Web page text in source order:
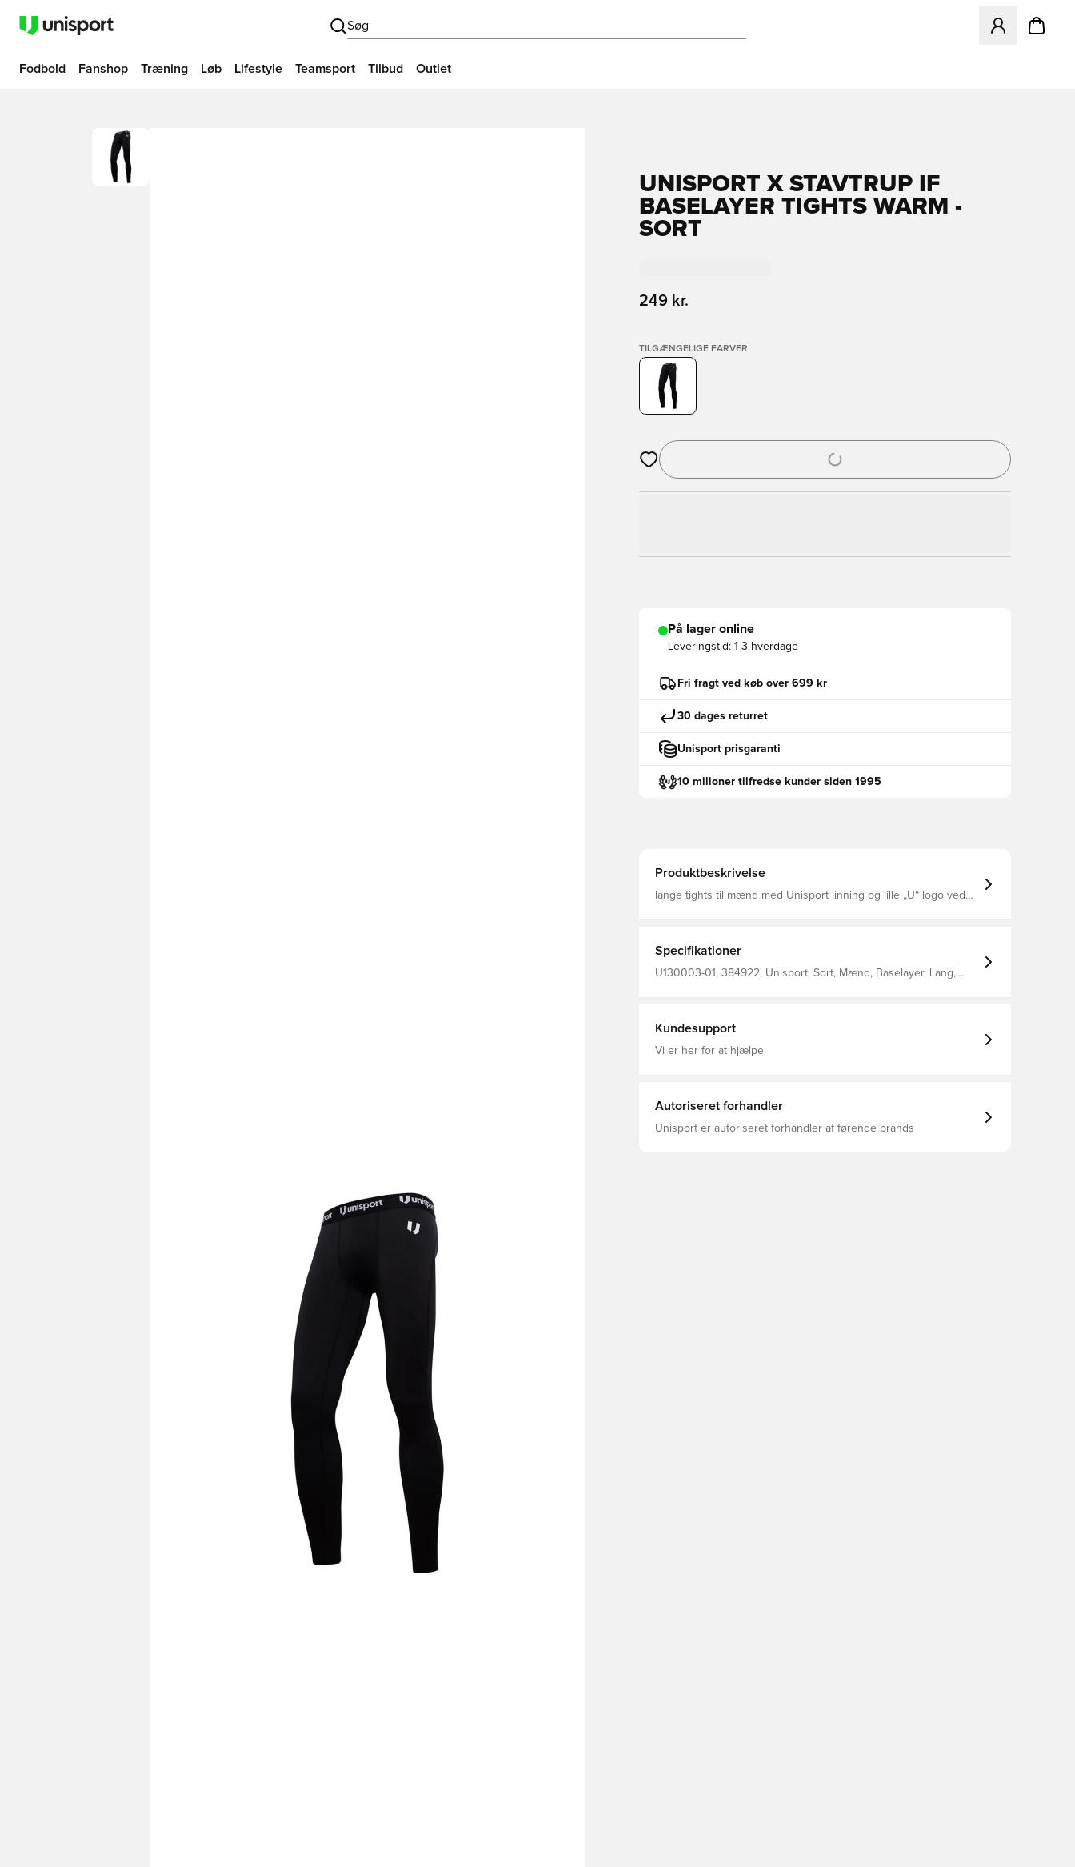
Søg
Åbner en
Fodbold Fanshop Træning Løb Lifestyle Teamsport Tilbud Outlet
UNISPORT X STAVTRUP IF
BASELAYER TIGHTS WARM -
SORT
249 kr.
TILGÆNGELIGE FARVER
Åbner en Modal til at logge ind eller tilmelde dig som medlem
På lager online
Leveringstid: 1-3 hverdage
Fri fragt ved køb over 699 kr
30 dages returret
Unisport prisgaranti
10 milioner tilfredse kunder siden 1995
Produktbeskrivelse
lange tights til mænd med Unisport linning og lille „U“ logo ved
Specifikationer
U130003-01, 384922, Unisport, Sort, Mænd, Baselayer, Lang,
Kundesupport
Vi er her for at hjælpe
Autoriseret forhandler
Unisport er autoriseret forhandler af førende brands